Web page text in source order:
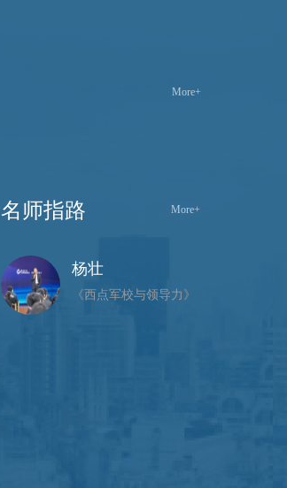
More+
名师指路 More+
杨壮
《西点军校与领导力》